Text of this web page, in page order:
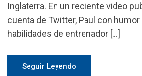
Inglaterra. En un reciente video
cuenta de Twitter, Paul con
habilidades de entrenador […]
Seguir Leyendo